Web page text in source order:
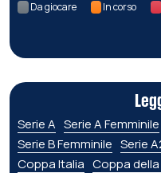
Da giocare In corso
Serie A Serie A Femminile
Serie B Femminile Serie
Coppa Italia Coppa